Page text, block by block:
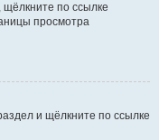
по ссылке
просмотра
и щёлкните по ссылке